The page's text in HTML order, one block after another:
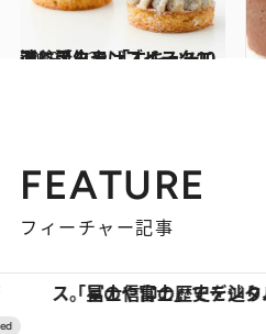
2019.12.24
渋谷スクランブルスクエアに誕生！ 「エキュート」手みやげスイーツ10選
グルメ
FEATURE
フィーチャー記事